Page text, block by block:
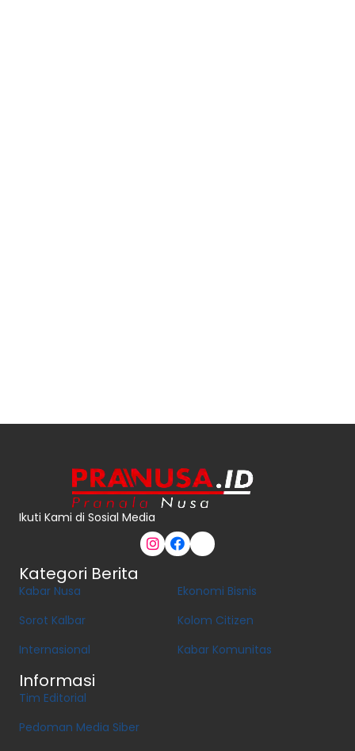
Ikuti Kami di Sosial Media
Kategori Berita
Kabar Nusa
Sorot Kalbar
Internasional
Ekonomi Bisnis
Kolom Citizen
Kabar Komunitas
Informasi
Tim Editorial
Pedoman Media Siber